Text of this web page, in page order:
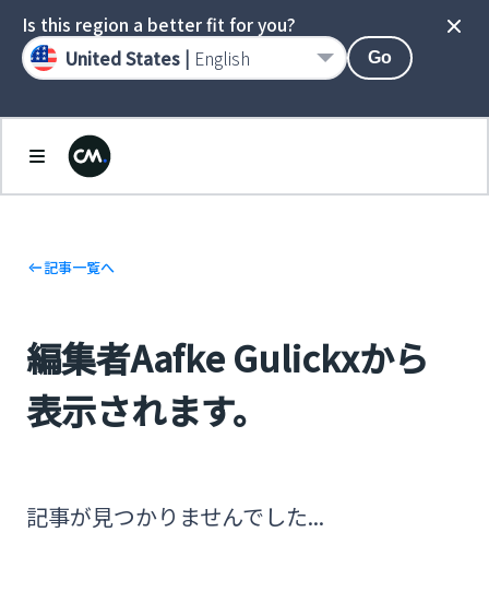
記事一覧へ
編集者Aafke Gulickxから
表示されます。
記事が見つかりませんでした...
Is this region a better fit for you?
United States | English Go